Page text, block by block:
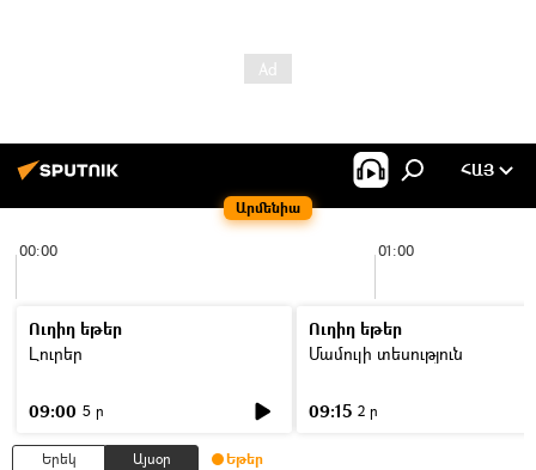
Արմենիա
ՀԱՅ
00:00 01:00
Ուղիղ եթեր
Լուրեր
09:00 5 ր
Ուղիղ եթեր
Մամուլի տեսություն
09:15 2 ր
Երեկ Այսօր Եթեր